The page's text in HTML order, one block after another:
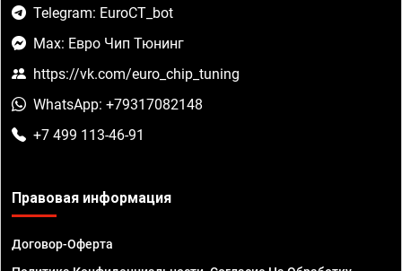
Telegram: EuroCT_bot
Max: Евро Чип Тюнинг
https://vk.com/euro_chip_tuning
WhatsApp: +79317082148
+7 499 113-46-91
Правовая информация
Договор-Оферта